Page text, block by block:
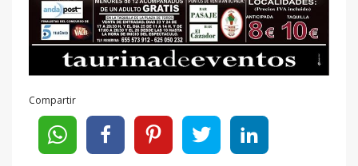
Compartir